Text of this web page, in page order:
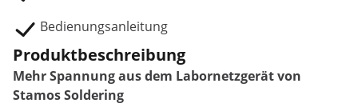
Bedienungsanleitung
Produktbeschreibung
Mehr Spannung aus dem Labornetzgerät von
Stamos Soldering